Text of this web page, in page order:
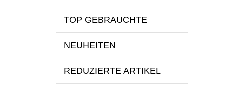
TOP GEBRAUCHTE
NEUHEITEN
REDUZIERTE ARTIKEL